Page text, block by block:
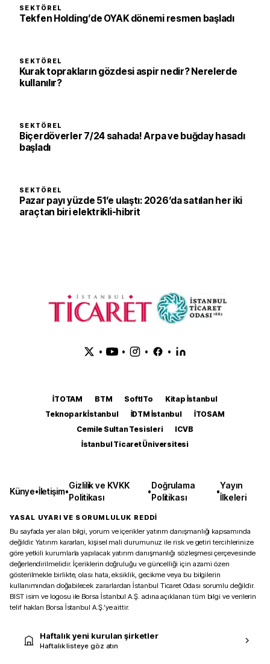
SEKTÖREL
Tekfen Holding’de OYAK dönemi resmen başladı
SEKTÖREL
Kurak toprakların gözdesi aspir nedir? Nerelerde
kullanılır?
SEKTÖREL
Biçerdöverler 7/24 sahada! Arpa ve buğday hasadı
başladı
SEKTÖREL
Pazar payı yüzde 51’e ulaştı: 2026’da satılan her iki
araçtan biri elektrikli-hibrit
• • • •
İTOTAM BTM SoftITo
Kitap İstanbul
Teknopark İstanbul
İDTM İstanbul
İTOSAM
Cemile Sultan Tesisleri
ICVB
İstanbul Ticaret Üniversitesi
Künye•İletişim•
Gizlilik ve KVKK
Politikası
•
Doğrulama
Politikası
•
Yayın
İlkeleri
YASAL UYARI VE SORUMLULUK REDDİ
Bu sayfada yer alan bilgi, yorum ve içerikler yatırım danışmanlığı kapsamında
değildir. Yatırım kararları, kişisel mali durumunuz ile risk ve getiri tercihlerinize
göre yetkili kurumlarla yapılacak yatırım danışmanlığı sözleşmesi çerçevesinde
değerlendirilmelidir. İçeriklerin doğruluğu ve güncelliği için azami özen
gösterilmekle birlikte, olası hata, eksiklik, gecikme veya bu bilgilerin
kullanımından doğabilecek zararlardan İstanbul Ticaret Odası sorumlu değildir.
BIST isim ve logosu ile Borsa İstanbul A.Ş. adına açıklanan tüm bilgi ve verilerin
telif hakları Borsa İstanbul A.Ş.’ye aittir.
Haftalık yeni kurulan şirketler
Haftalık listeye göz atın